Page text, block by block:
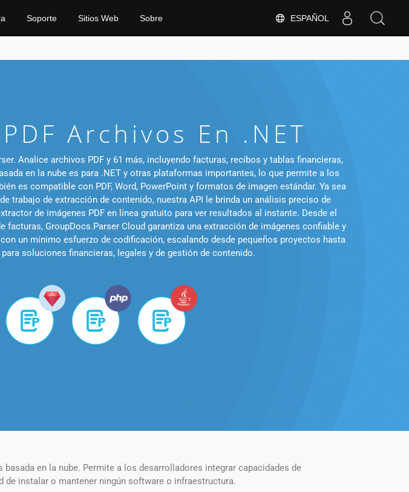
ESPAÑOL
Soporte Sitios Web Sobre
Archivos En .NET
Analice archivos PDF y 61 más, incluyendo facturas, recibos y tablas financieras,
en la nube es para .NET y otras plataformas importantes, lo que permite a los
es compatible con PDF, Word, PowerPoint y formatos de imagen estándar. Ya sea
trabajo de extracción de contenido, nuestra API le brinda un análisis preciso de
de imágenes PDF en línea gratuito para ver resultados al instante. Desde el
GroupDocs.Parser Cloud garantiza una extracción de imágenes confiable y
un mínimo esfuerzo de codificación, escalando desde pequeños proyectos hasta
soluciones financieras, legales y de gestión de contenido.
en la nube. Permite a los desarrolladores integrar capacidades de
instalar o mantener ningún software o infraestructura.